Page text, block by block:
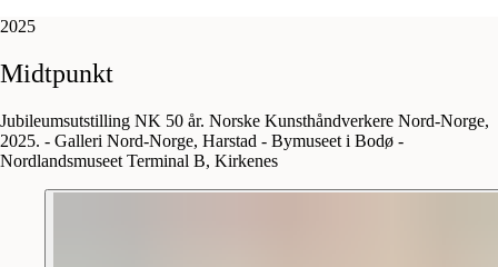
2025
Midtpunkt
Jubileumsutstilling NK 50 år. Norske Kunsthåndverkere Nord-Norge,
2025. - Galleri Nord-Norge, Harstad - Bymuseet i Bodø -
Nordlandsmuseet Terminal B, Kirkenes